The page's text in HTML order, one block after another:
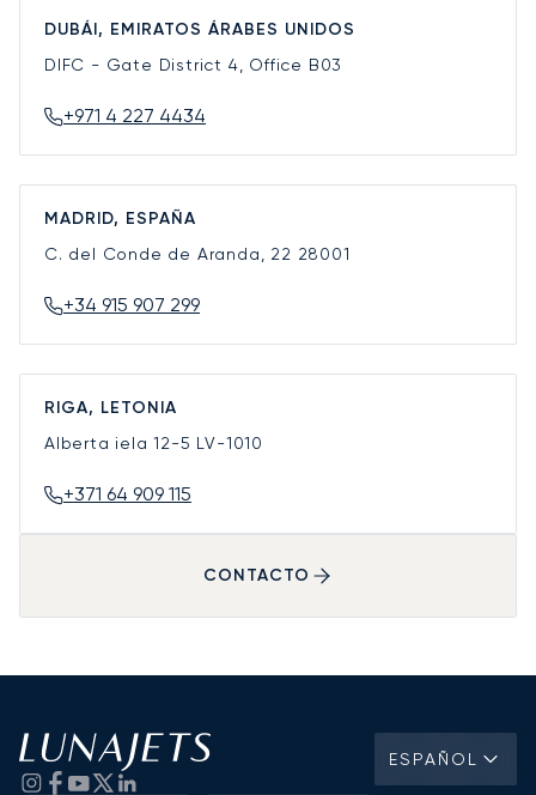
DUBÁI, EMIRATOS ÁRABES UNIDOS
DIFC - Gate District 4, Office B03
+971 4 227 4434
MADRID, ESPAÑA
C. del Conde de Aranda, 22 28001
+34 915 907 299
RIGA, LETONIA
Alberta iela 12-5 LV-1010
+371 64 909 115
CONTACTO
ESPAÑOL